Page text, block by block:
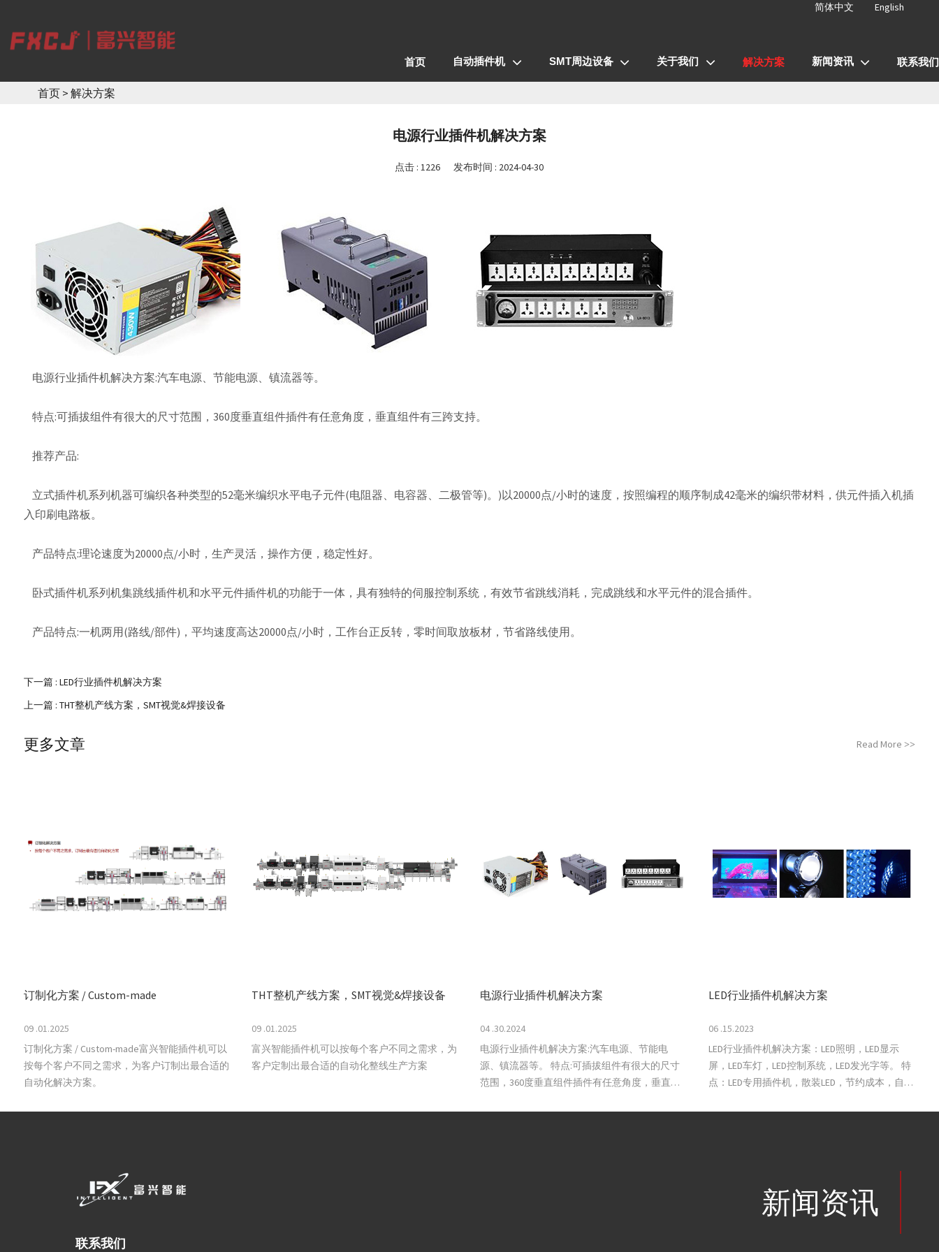
首页 自动插件机 SMT周边设备 关于我们 解决方案 新闻资讯 联系我们
English
简体中文
首页> 解决方案
电源行业插件机解决方案
点击 : 1226 发布时间 : 2024-04-30
电源行业插件机解决方案:汽车电源、节能电源、镇流器等。
特点:可插拔组件有很大的尺寸范围，360度垂直组件插件有任意角度，垂直组件有三跨支持。
推荐产品:
立式插件机系列机器可编织各种类型的52毫米编织水平电子元件(电阻器、电容器、二极管等)。)以20000点/小时的速度，按照编程的顺序制成42毫米的编织带材料，供元件插入机插
入印刷电路板。
产品特点:理论速度为20000点/小时，生产灵活，操作方便，稳定性好。
卧式插件机系列机集跳线插件机和水平元件插件机的功能于一体，具有独特的伺服控制系统，有效节省跳线消耗，完成跳线和水平元件的混合插件。
产品特点:一机两用(路线/部件)，平均速度高达20000点/小时，工作台正反转，零时间取放板材，节省路线使用。
下一篇 : LED行业插件机解决方案
上一篇 : THT整机产线方案，SMT视觉&焊接设备
更多文章 Read More>>
订制化方案 / Custom-made
09 .01.2025
订制化方案 / Custom-made富兴智能插件机可以
按每个客户不同之需求，为客户订制出最合适的
自动化解决方案。
THT整机产线方案，SMT视觉&焊接设备
09 .01.2025
富兴智能插件机可以按每个客户不同之需求，为
客户定制出最合适的自动化整线生产方案
电源行业插件机解决方案
04 .30.2024
电源行业插件机解决方案:汽车电源、节能电
源、镇流器等。 特点:可插拔组件有很大的尺寸
范围，360度垂直组件插件有任意角度，垂直组
LED行业插件机解决方案
06 .15.2023
LED行业插件机解决方案：LED照明，LED显示
屏，LED车灯，LED控制系统，LED发光字等。 特
点：LED专用插件机，散装LED，节约成本，自动
新闻资讯
联系我们